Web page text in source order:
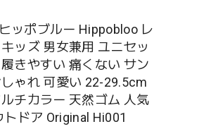
ッポブルー Hippobloo レ
ッズ 男女兼用 ユニセッ
きやすい 痛くない サン
ゃれ 可愛い 22-29.5cm
チカラー 天然ゴム 人気
ドア Original Hi001